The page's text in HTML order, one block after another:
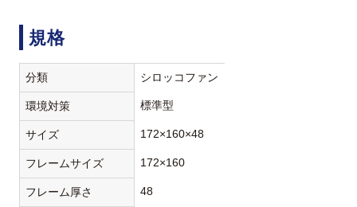
規格
分類 シロッコファン
環境対策 標準型
サイズ 172×160×48
フレームサイズ 172×160
フレーム厚さ 48